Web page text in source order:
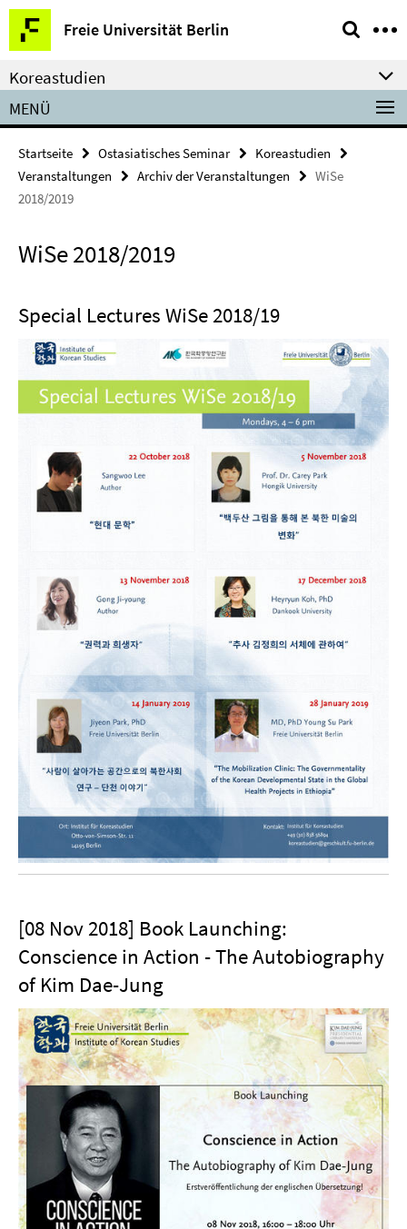
Springe
direkt
zu
Inhalt
Freie Universität Berlin
Service-
Navigation
Koreastudien
MENÜ
Startseite Ostasiatisches Seminar
Koreastudien
Veranstaltungen
Archiv der Veranstaltungen
WiSe
2018/2019
WiSe 2018/2019
Special Lectures WiSe 2018/19
[08 Nov 2018] Book Launching:
Conscience in Action - The Autobiography
of Kim Dae-Jung